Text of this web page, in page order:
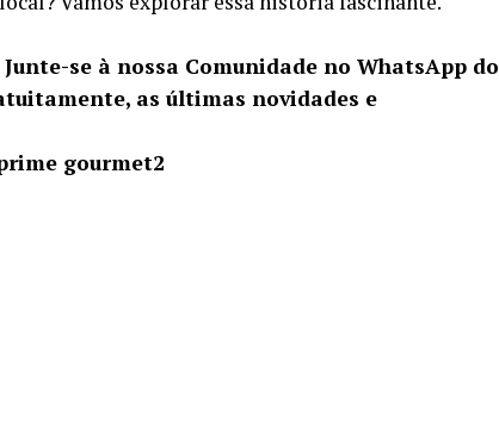
se à nossa Comunidade no WhatsApp do
as últimas novidades e